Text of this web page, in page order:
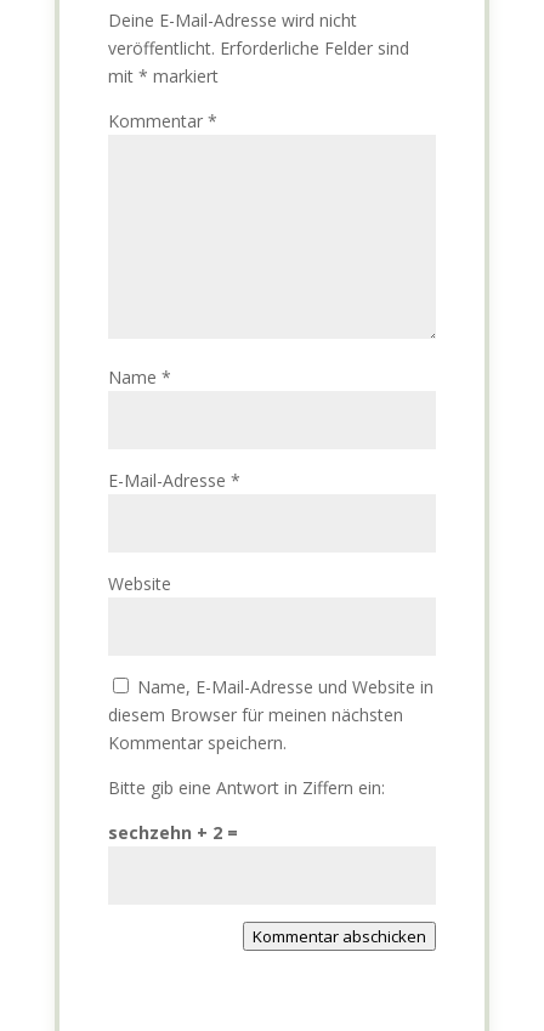
Deine E-Mail-Adresse wird nicht
veröffentlicht. Erforderliche Felder sind
mit * markiert
Kommentar *
Name *
E-Mail-Adresse *
Website
Name, E-Mail-Adresse und Website in
diesem Browser für meinen nächsten
Kommentar speichern.
Bitte gib eine Antwort in Ziffern ein:
sechzehn + 2 =
Kommentar abschicken